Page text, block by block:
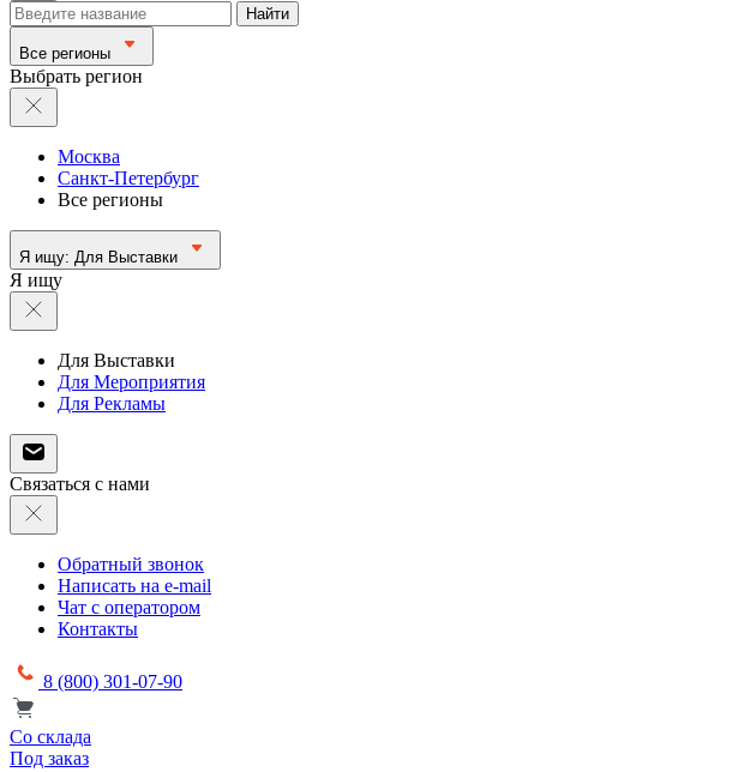
Найти
Все регионы
Выбрать регион
Москва
Санкт-Петербург
Все регионы
Я ищу: Для Выставки
Я ищу
Для Выставки
Для Мероприятия
Для Рекламы
Связаться с нами
Обратный звонок
Написать на e-mail
Чат с оператором
Контакты
8 (800) 301-07-90
Со склада
Под заказ